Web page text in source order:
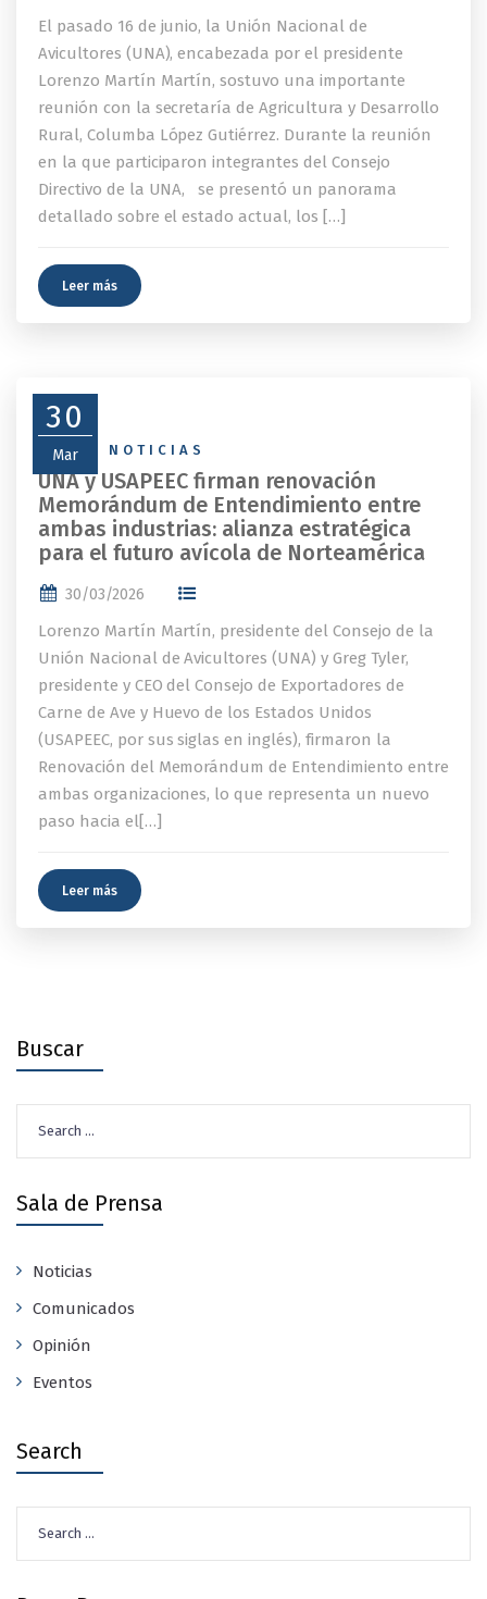
El pasado 16 de junio, la Unión Nacional de
Avicultores (UNA), encabezada por el presidente
Lorenzo Martín Martín, sostuvo una importante
reunión con la secretaría de Agricultura y Desarrollo
Rural, Columba López Gutiérrez. Durante la reunión
en la que participaron integrantes del Consejo
Directivo de la UNA, se presentó un panorama
detallado sobre el estado actual, los […]
Leer más
30
Mar
NEWS NOTICIAS
UNA y USAPEEC firman renovación
Memorándum de Entendimiento entre
ambas industrias: alianza estratégica
para el futuro avícola de Norteamérica
30/03/2026
Lorenzo Martín Martín, presidente del Consejo de la
Unión Nacional de Avicultores (UNA) y Greg Tyler,
presidente y CEO del Consejo de Exportadores de
Carne de Ave y Huevo de los Estados Unidos
(USAPEEC, por sus siglas en inglés), firmaron la
Renovación del Memorándum de Entendimiento entre
ambas organizaciones, lo que representa un nuevo
paso hacia el[…]
Leer más
Buscar
for:
Sala de Prensa
Noticias
Comunicados
Opinión
Eventos
Search
for: